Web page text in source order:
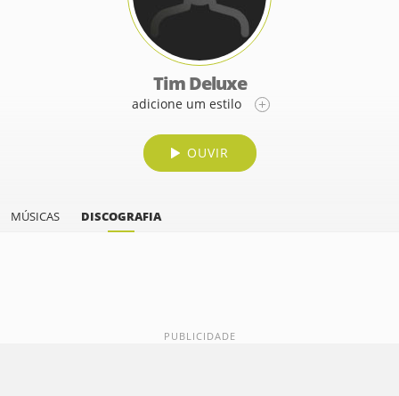
Tim Deluxe
adicione um estilo
OUVIR
MÚSICAS DISCOGRAFIA